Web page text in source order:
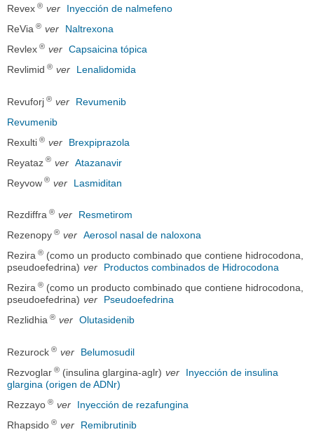
Revex ® ver
Inyección de nalmefeno
ReVia ® ver
Naltrexona
Revlex ® ver Capsaicina tópica
Revlimid ® ver Lenalidomida
Revuforj ® ver
Revumenib
Revumenib
Rexulti ® ver
Brexpiprazola
Reyataz ® ver Atazanavir
Reyvow ® ver Lasmiditan
Rezdiffra ® ver
Resmetirom
Rezenopy ® ver Aerosol nasal de naloxona
Rezira ® (como un producto combinado que contiene hidrocodona,
pseudoefedrina) ver
Productos combinados de Hidrocodona
Rezira ® (como un producto combinado que contiene hidrocodona,
pseudoefedrina) ver
Pseudoefedrina
Rezlidhia ® ver Olutasidenib
Rezurock ® ver
Belumosudil
Rezvoglar ® (insulina glargina-aglr) ver
Inyección de insulina
glargina (origen de ADNr)
Rezzayo ® ver
Inyección de rezafungina
Rhapsido ® ver
Remibrutinib